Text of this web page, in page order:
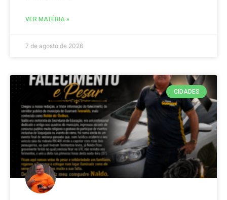
VER MATÉRIA »
7 de agosto de 2026
CIDADES